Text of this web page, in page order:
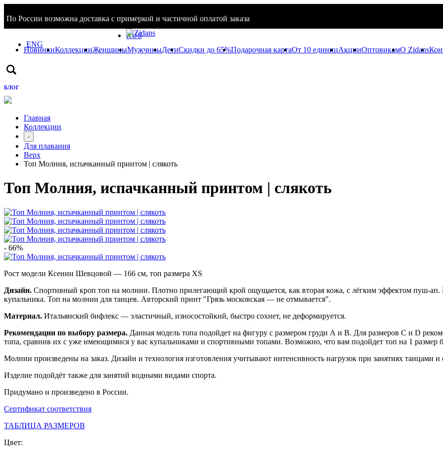
По России возможна доставка с примеркой и частичной оплатой заказа
Войти / Зарегистрироваться
RUS
ENG
НовинкиКоллекцииЖенщиныМужчиныДетиСкидки до 65%Подарочная картаОт 10 единицАкцииОптовикамO Zidans
БЛОГ
Главная
Коллекции
-
Для плавания
Верх
Топ Молния, испачканный принтом | слякоть
Топ Молния, испачканный принтом | слякоть
- 66%
Рост модели Ксении Шевцовой — 166 см, топ размера XS
Дизайн. Спортивный кроп топ на молнии. Плотно прилегающий крой ощущается, как вторая кожа, с лёгким эффектом пуш-
купальника. Топ на молнии для танцев. Авторский принт "Грязь московская — не отмывается".
Материал. Итальянский бифлекс — эластичный, износостойкий, быстро сохнет, не деформируется.
Рекомендации по выбору размера. Данная модель топа подойдет на фигуру с размером груди А и В. Для размеров C и D
топа, сравнив их с уже имеющимися у вас купальниками и спортивными топами. Возможно, что вам подойдет топ на 1 размер
Молнии произведены на заказ. Дизайн и технология изготовления учитывают интенсивность нагрузок при занятиях танцами и
Изделие подойдёт также для занятий водными видами спорта.
Придумано и произведено в России.
Сертификат соответствия
ТАБЛИЦА РАЗМЕРОВ
Цвет: